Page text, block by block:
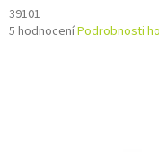
39101
Průměrné
5 hodnoceníPodrobnosti